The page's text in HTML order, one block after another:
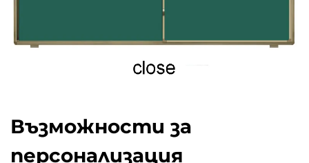
Възможности за
персонализация